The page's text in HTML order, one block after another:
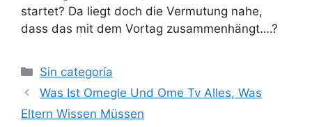
startet? Da liegt doch die Vermutung nahe,
dass das mit dem Vortag zusammenhängt….?
Sin categoría
Was Ist Omegle Und Ome Tv Alles, Was
Eltern Wissen Müssen